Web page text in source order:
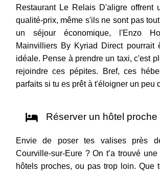
Restaurant Le Relais D'aligre offrent
qualité-prix, même s'ils ne sont pas
un séjour économique, l'Enzo
Mainvilliers By Kyriad Direct pourrait
idéale. Pense à prendre un taxi, c'est
rejoindre ces pépites. Bref, ces
parfaits si tu es prêt à t'éloigner un peu
Réserver un hôtel proche
Envie de poser tes valises près
Courville-sur-Eure ? On t’a trouvé
hôtels proches, ou pas trop loin. Que